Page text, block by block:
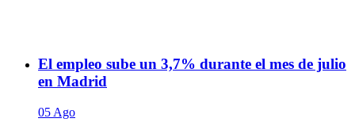
El empleo sube un 3,7% durante el mes de julio
en Madrid
05 Ago